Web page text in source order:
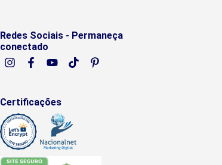
Redes Sociais - Permaneça
conectado
Certificações